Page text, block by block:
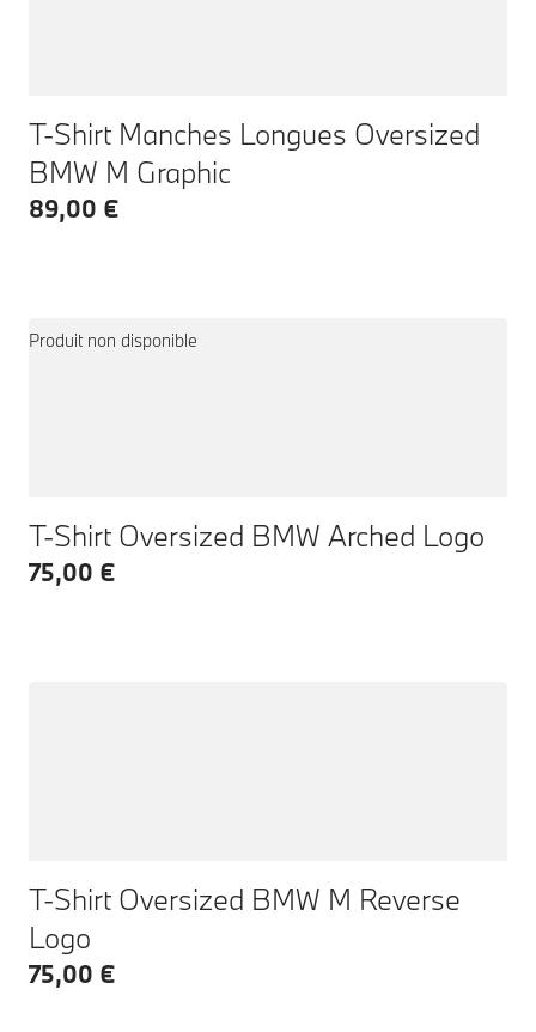
T-Shirt Manches Longues Oversized
BMW M Graphic
89,00 €
Produit non disponible
T-Shirt Oversized BMW Arched Logo
75,00 €
T-Shirt Oversized BMW M Reverse
Logo
75,00 €